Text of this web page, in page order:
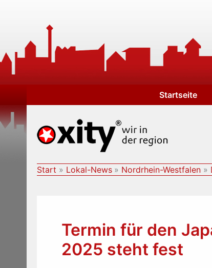
Startseite
Start Lokal-News Nordrhein-Westfalen
Termin für den
2025 steht fest